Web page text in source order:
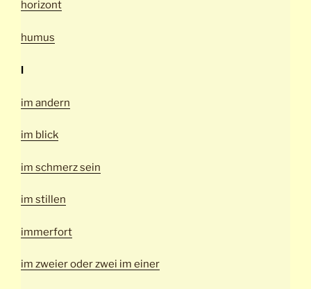
horizont
humus
I
im andern
im blick
im schmerz sein
im stillen
immerfort
im zweier oder zwei im einer